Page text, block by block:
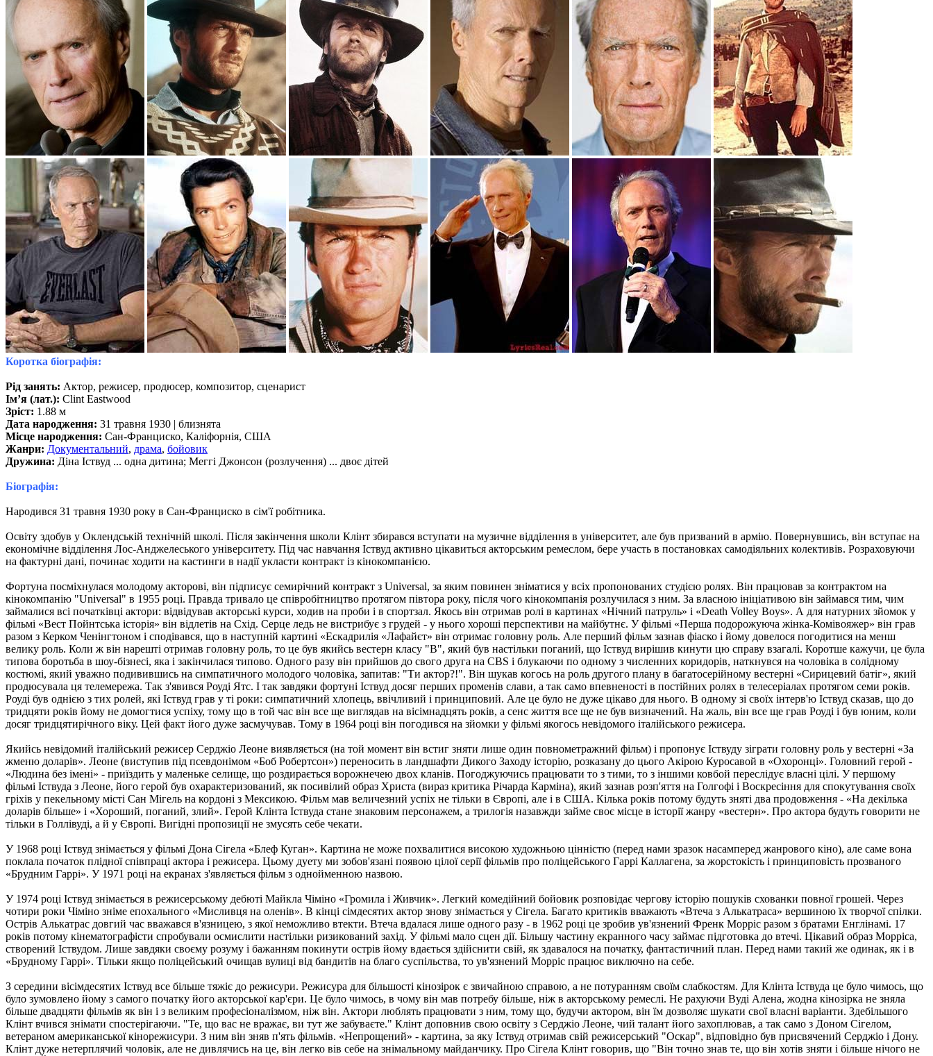
Коротка біографія:
Рід занять: Актор, режисер, продюсер, композитор, сценарист
Ім’я (лат.): Clint Eastwood
Зріст: 1.88 м
Дата народження: 31 травня 1930 | близнята
Місце народження: Сан-Франциско, Каліфорнія, США
Жанри: Документальний, драма, бойовик
Дружина: Діна Іствуд ... одна дитина; Меггі Джонсон (розлучення) ... двоє дітей
Біографія:
Народився 31 травня 1930 року в Сан-Франциско в сім'ї робітника.
Освіту здобув у Оклендській технічній школі. Після закінчення школи Клінт збирався вступати на музичне відділення в університет, але був призваний в армію. Повернувшись, він вступає на
економічне відділення Лос-Анджелеського університету. Під час навчання Іствуд активно цікавиться акторським ремеслом, бере участь в постановках самодіяльних колективів. Розраховуючи
на фактурні дані, починає ходити на кастинги в надії укласти контракт із кінокомпанією.
Фортуна посміхнулася молодому акторові, він підписує семирічний контракт з Universal, за яким повинен зніматися у всіх пропонованих студією ролях. Він працював за контрактом на
кінокомпанію "Universal" в 1955 році. Правда тривало це співробітництво протягом півтора року, після чого кінокомпанія розлучилася з ним. За власною ініціативою він займався тим, чим
займалися всі початківці актори: відвідував акторські курси, ходив на проби і в спортзал. Якось він отримав ролі в картинах «Нічний патруль» і «Death Volley Boys». А для натурних зйомок у
фільмі «Вест Пойнтська історія» він відлетів на Схід. Серце ледь не вистрибує з грудей - у нього хороші перспективи на майбутнє. У фільмі «Перша подорожуюча жінка-Комівояжер» він грав
разом з Керком Ченінгтоном і сподівався, що в наступній картині «Ескадрилія «Лафайєт» він отримає головну роль. Але перший фільм зазнав фіаско і йому довелося погодитися на менш
велику роль. Коли ж він нарешті отримав головну роль, то це був якийсь вестерн класу "B", який був настільки поганий, що Іствуд вирішив кинути цю справу взагалі. Коротше кажучи, це була
типова боротьба в шоу-бізнесі, яка і закінчилася типово. Одного разу він прийшов до свого друга на CBS і блукаючи по одному з численних коридорів, наткнувся на чоловіка в солідному
костюмі, який уважно подивившись на симпатичного молодого чоловіка, запитав: "Ти актор?!". Він шукав когось на роль другого плану в багатосерійному вестерні «Сирицевий батіг», який
продюсувала ця телемережа. Так з'явився Роуді Ятс. І так завдяки фортуні Іствуд досяг перших променів слави, а так само впевненості в постійних ролях в телесеріалах протягом семи років.
Роуді був однією з тих ролей, які Іствуд грав у ті роки: симпатичний хлопець, ввічливий і принциповий. Але це було не дуже цікаво для нього. В одному зі своїх інтерв'ю Іствуд сказав, що до
тридцяти років йому не домогтися успіху, тому що в той час він все ще виглядав на вісімнадцять років, а сенс життя все ще не був визначений. На жаль, він все ще грав Роуді і був юним, коли
досяг тридцятирічного віку. Цей факт його дуже засмучував. Тому в 1964 році він погодився на зйомки у фільмі якогось невідомого італійського режисера.
Якийсь невідомий італійський режисер Серджіо Леоне виявляється (на той момент він встиг зняти лише один повнометражний фільм) і пропонує Іствуду зіграти головну роль у вестерні «За
жменю доларів». Леоне (виступив під псевдонімом «Боб Робертсон») переносить в ландшафти Дикого Заходу історію, розказану до цього Акірою Куросавой в «Охоронці». Головний герой -
«Людина без імені» - приїздить у маленьке селище, що роздирається ворожнечею двох кланів. Погоджуючись працювати то з тими, то з іншими ковбой переслідує власні цілі. У першому
фільмі Іствуда з Леоне, його герой був охарактеризований, як посивілий образ Христа (вираз критика Річарда Карміна), який зазнав розп'яття на Голгофі і Воскресіння для спокутування своїх
гріхів у пекельному місті Сан Мігель на кордоні з Мексикою. Фільм мав величезний успіх не тільки в Європі, але і в США. Кілька років потому будуть зняті два продовження - «На декілька
доларів більше» і «Хороший, поганий, злий». Герой Клінта Іствуда стане знаковим персонажем, а трилогія назавжди займе своє місце в історії жанру «вестерн». Про актора будуть говорити не
тільки в Голлівуді, а й у Європі. Вигідні пропозиції не змусять себе чекати.
У 1968 році Іствуд знімається у фільмі Дона Сігела «Блеф Куган». Картина не може похвалитися високою художньою цінністю (перед нами зразок насамперед жанрового кіно), але саме вона
поклала початок плідної співпраці актора і режисера. Цьому дуету ми зобов'язані появою цілої серії фільмів про поліцейського Гаррі Каллагена, за жорстокість і принциповість прозваного
«Брудним Гаррі». У 1971 році на екранах з'являється фільм з однойменною назвою.
У 1974 році Іствуд знімається в режисерському дебюті Майкла Чіміно «Громила і Живчик». Легкий комедійний бойовик розповідає чергову історію пошуків схованки повної грошей. Через
чотири роки Чіміно зніме епохального «Мисливця на оленів». В кінці сімдесятих актор знову знімається у Сігела. Багато критиків вважають «Втеча з Алькатраса» вершиною їх творчої спілки.
Острів Алькатрас довгий час вважався в'язницею, з якої неможливо втекти. Втеча вдалася лише одного разу - в 1962 році це зробив ув'язнений Френк Морріс разом з братами Енглінамі. 17
років потому кінематографісти спробували осмислити настільки ризикований захід. У фільмі мало сцен дії. Більшу частину екранного часу займає підготовка до втечі. Цікавий образ Морріса,
створений Іствудом. Лише завдяки своєму розуму і бажанням покинути острів йому вдається здійснити свій, як здавалося на початку, фантастичний план. Перед нами такий же одинак, як і в
«Брудному Гаррі». Тільки якщо поліцейський очищав вулиці від бандитів на благо суспільства, то ув'язнений Морріс працює виключно на себе.
З середини вісімдесятих Іствуд все більше тяжіє до режисури. Режисура для більшості кінозірок є звичайною справою, а не потуранням своїм слабкостям. Для Клінта Іствуда це було чимось, що
було зумовлено йому з самого початку його акторської кар'єри. Це було чимось, в чому він мав потребу більше, ніж в акторському ремеслі. Не рахуючи Вуді Алена, жодна кінозірка не зняла
більше двадцяти фільмів як він і з великим професіоналізмом, ніж він. Актори люблять працювати з ним, тому що, будучи актором, він їм дозволяє шукати свої власні варіанти. Здебільшого
Клінт вчився знімати спостерігаючи. "Те, що вас не вражає, ви тут же забуваєте." Клінт доповнив свою освіту з Серджіо Леоне, чий талант його захоплював, а так само з Доном Сігелом,
ветераном американської кінорежисури. З ним він зняв п'ять фільмів. «Непрощений» - картина, за яку Іствуд отримав свій режисерський "Оскар", відповідно був присвячений Серджіо і Дону.
Клінт дуже нетерплячий чоловік, але не дивлячись на це, він легко вів себе на знімальному майданчику. Про Сігела Клінт говорив, що "Він точно знав те, що він хотів зняти і більше нічого не